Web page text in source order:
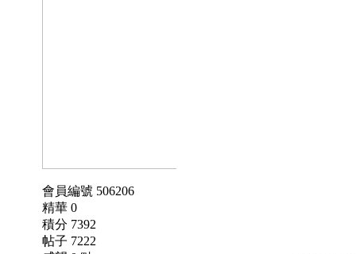
會員編號 506206
精華 0
積分 7392
帖子 7222